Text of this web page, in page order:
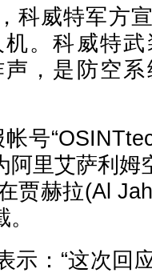
科威特军方
。科威特
，是防空
号
阿里艾萨利姆
贾赫拉(Al
示：“这次回